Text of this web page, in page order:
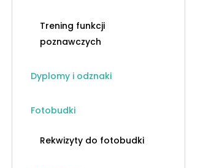
Trening funkcji
poznawczych
Dyplomy i odznaki
Fotobudki
Rekwizyty do fotobudki